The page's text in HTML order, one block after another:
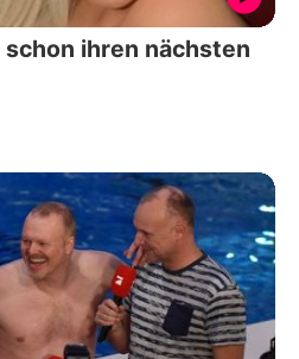
ihren nächsten